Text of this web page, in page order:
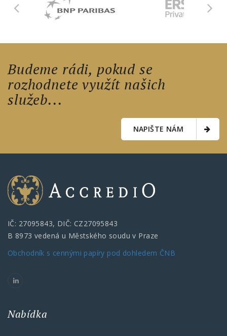
Budeme rádi, pokud se
rozhodnete využít našich
služeb...
NAPIŠTE NÁM
IČ: 27095843, DIČ: CZ27095843
B 8973 vedená u Městského soudu v Praze
Obchodník s cennými papíry pod dohledem ČNB
Nabídka